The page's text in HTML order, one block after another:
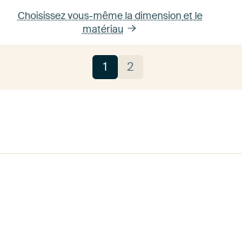
Choisissez vous-même la dimensionet le
matériau
1 2